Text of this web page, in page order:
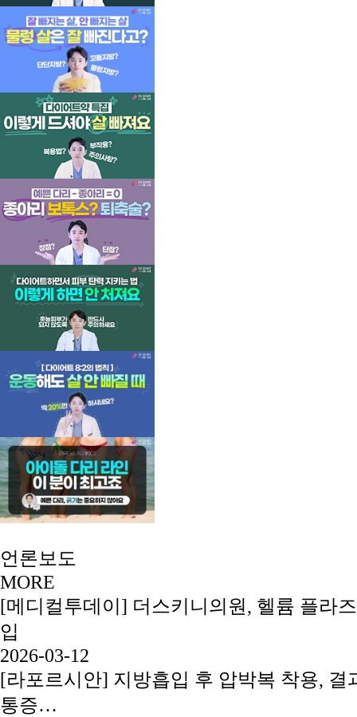
언론보도
MORE
[메디컬투데이] 더스키니의원, 헬륨 플라
입
2026-03-12
[라포르시안] 지방흡입 후 압박복 착용, 결
통증…